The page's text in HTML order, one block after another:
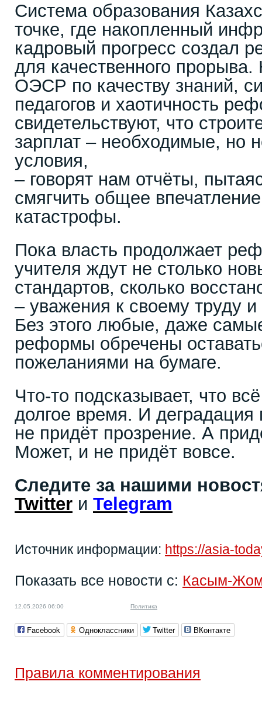
Система образования
точке, где накопленный
кадровый прогресс создал
для качественного
ОЭСР по качеству знаний,
педагогов и хаотичность
свидетельствуют, что
зарплат – необходимые, но
условия,
– говорят нам отчёты,
смягчить общее
катастрофы.
Пока власть продолжает
учителя ждут не столько
стандартов, сколько
– уважения к своему труду
Без этого любые, даже
реформы обречены
пожеланиями на бумаге.
Что-то подсказывает, что
долгое время. И
не придёт прозрение. А
Может, и не придёт вовсе.
Следите за нашими
Twitter и Telegram
Источник информации: https://asia-
Показать все новости с: Касым-
12.05.2026 06:00 Политика
Facebook Одноклассники Twitter ВКонтакте
Правила комментирования